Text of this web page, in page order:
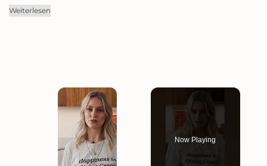
Weiterlesen
×
Now Playing